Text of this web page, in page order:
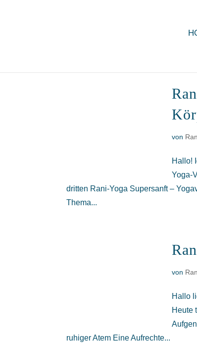
von
Hallo!
Yoga-
dritten Rani-Yoga Supersanft –
Thema...
von
Hallo
Heute
ruhiger Atem Eine Aufrechte...